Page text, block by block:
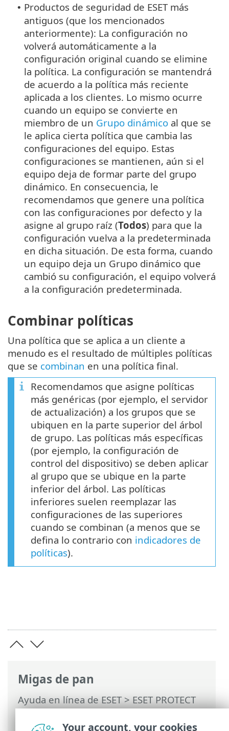
Migas de pan
Ayuda en línea de ESET>ESET PROTECT
On-Prem>Usar ESET PROTECT On-Prem
ESET PROTECT On-Prem Menú principal
• Productos de seguridad de ESET más
antiguos (que los mencionados
anteriormente): La configuración no
volverá automáticamente a la
configuración original cuando se elimine
la política. La configuración se mantendrá
de acuerdo a la política más reciente
aplicada a los clientes. Lo mismo ocurre
cuando un equipo se convierte en
miembro de un Grupo dinámico al que se
le aplica cierta política que cambia las
configuraciones del equipo. Estas
configuraciones se mantienen, aún si el
equipo deja de formar parte del grupo
dinámico. En consecuencia, le
recomendamos que genere una política
con las configuraciones por defecto y la
asigne al grupo raíz (Todos) para que la
configuración vuelva a la predeterminada
en dicha situación. De esta forma, cuando
un equipo deja un Grupo dinámico que
cambió su configuración, el equipo volverá
a la configuración predeterminada.
Combinar políticas
Una política que se aplica a un cliente a
menudo es el resultado de múltiples políticas
que se combinan en una política final.
Recomendamos que asigne políticas
más genéricas (por ejemplo, el servidor
de actualización) a los grupos que se
ubiquen en la parte superior del árbol
de grupo. Las políticas más específicas
(por ejemplo, la configuración de
control del dispositivo) se deben aplicar
al grupo que se ubique en la parte
inferior del árbol. Las políticas
inferiores suelen reemplazar las
configuraciones de las superiores
cuando se combinan (a menos que se
defina lo contrario con indicadores de
políticas).
Your account, your cookies